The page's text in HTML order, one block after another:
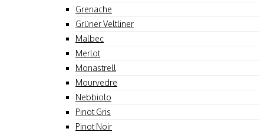
Grenache
Grüner Veltliner
Malbec
Merlot
Monastrell
Mourvedre
Nebbiolo
Pinot Gris
Pinot Noir